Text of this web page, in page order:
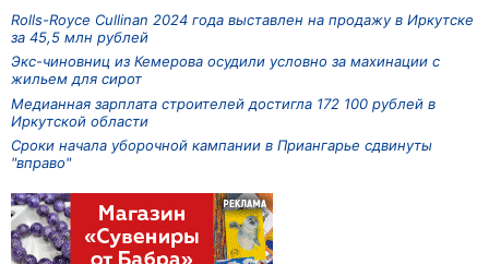
Rolls-Royce Cullinan 2024 года выставлен на продажу в Иркутске
за 45,5 млн рублей
Экс-чиновниц из Кемерова осудили условно за махинации с
жильем для сирот
Медианная зарплата строителей достигла 172 100 рублей в
Иркутской области
Сроки начала уборочной кампании в Приангарье сдвинуты
"вправо"